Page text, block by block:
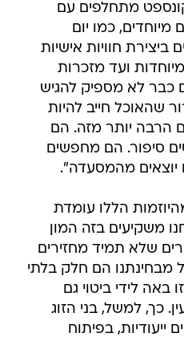
מתחלפים עם
מיוחדים, כמו יום
חוויות אישיות
ועד מזכרות
כבר לא מספיק להגיש
שהאוכל חייב להיות
הרבה יותר מזה. הם
סיפור. הם מחפשים
יוצאים מהמסעדה".
הללו עומדת
משקיעים בזה המון
שלא תמיד מחזירים
מבחינתנו הם חלק בלתי
באה לידי ביטוי גם
כך, למשל, בני הזוג
ייעודיות, בפיתוח